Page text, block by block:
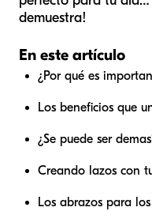
demuestra!
En este artículo
¿Por qué es
Los beneficios que
¿Se puede ser
Creando lazos con
Los abrazos para